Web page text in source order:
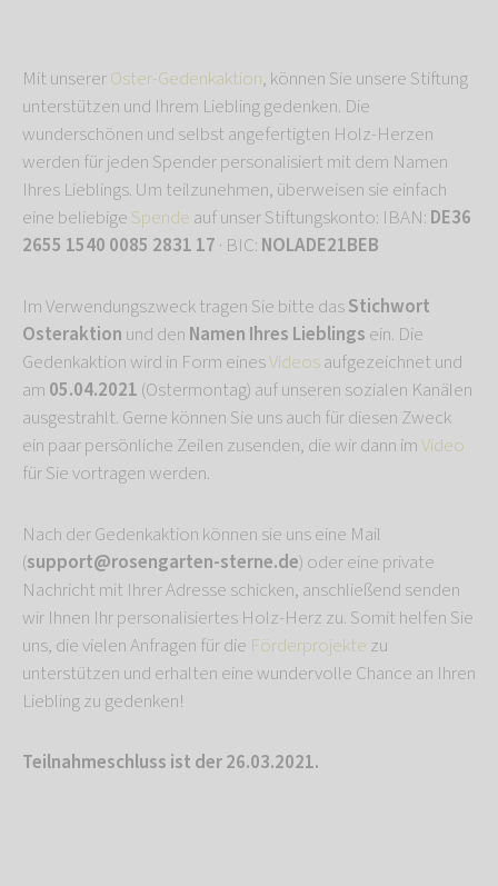
Mit unsererOster-Gedenkaktion, können Sie unsere Stiftung
unterstützen und Ihrem Liebling gedenken. Die
wunderschönen und selbst angefertigten Holz-Herzen
werden für jeden Spender personalisiert mit dem Namen
Ihres Lieblings. Um teilzunehmen, überweisen sie einfach
eine beliebige Spende auf unser Stiftungskonto: IBAN: DE36
2655 1540 0085 2831 17 · BIC: NOLADE21BEB
Im Verwendungszweck tragen Sie bitte dasStichwort
Osteraktion und den Namen Ihres Lieblings ein. Die
Gedenkaktion wird in Form einesVideosaufgezeichnet und
am 05.04.2021 (Ostermontag) auf unseren sozialen Kanälen
ausgestrahlt. Gerne können Sie uns auch für diesen Zweck
ein paar persönliche Zeilen zusenden, die wir dann imVideo
für Sie vortragen werden.
Nach der Gedenkaktion können sie uns eine Mail
(support@rosengarten-sterne.de) oder eine private
Nachricht mit Ihrer Adresse schicken, anschließend senden
wir Ihnen Ihr personalisiertes Holz-Herz zu. Somit helfen Sie
uns, die vielen Anfragen für die Förderprojekte zu
unterstützen und erhalten eine wundervolle Chance an Ihren
Liebling zu gedenken!
Teilnahmeschluss ist der 26.03.2021.